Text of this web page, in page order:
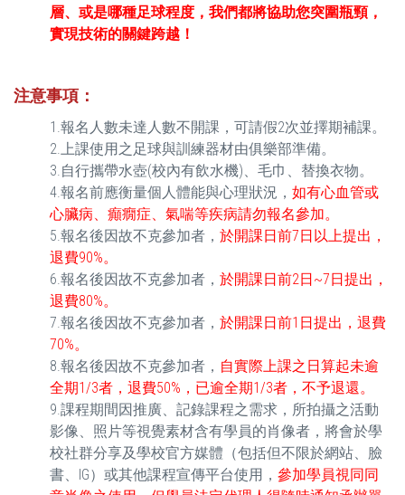
層、或是哪種足球程度，我們都將協助您突圍瓶頸，
實現技術的關鍵跨越！
注意事項 ：
1.報名人數未達人數不開課，可請假2次並擇期補課。
2.上課使用之足球與訓練器材由俱樂部準備。
3.自行攜帶水壺(校內有飲水機)、毛巾、替換衣物。
4.報名前應衡量個人體能與心理狀況， 如有心血管或
心臟病、癲癇症、氣喘等疾病請勿報名參加。
5.報名後因故不克參加者， 於開課日前7日以上提出，
退費90%。
6.報名後因故不克參加者， 於開課日前2日~7日提出，
退費80%。
7.報名後因故不克參加者， 於開課日前1日提出，退費
70%。
8.報名後因故不克參加者， 自實際上課之日算起未逾
全期1/3者，退費50%，已逾全期1/3者，不予退還。
9.課程期間因推廣、記錄課程之需求，所拍攝之活動
影像、照片等視覺素材含有學員的肖像者，將會於學
校社群分享及學校官方媒體（包括但不限於網站、臉
書、IG）或其他課程宣傳平台使用， 參加學員視同同